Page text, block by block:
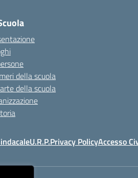
della scuola
della scuola
U.R.P.Privacy PolicyAccesso